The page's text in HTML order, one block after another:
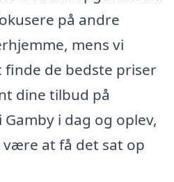
på andre
mens vi
de bedste priser
dine tilbud på
i dag og oplev,
at få det sat op